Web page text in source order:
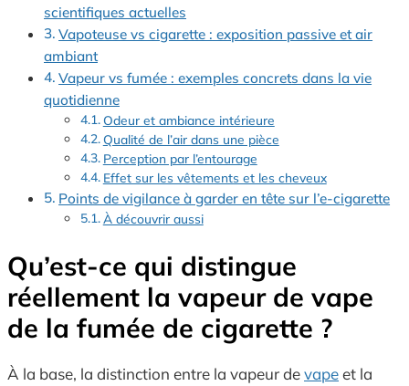
scientifiques actuelles
Vapoteuse vs cigarette : exposition passive et air
ambiant
Vapeur vs fumée : exemples concrets dans la vie
quotidienne
Odeur et ambiance intérieure
Qualité de l’air dans une pièce
Perception par l’entourage
Effet sur les vêtements et les cheveux
Points de vigilance à garder en tête sur l’e-cigarette
À découvrir aussi
Qu’est-ce qui distingue
réellement la vapeur de vape
de la fumée de cigarette ?
À la base, la distinction entre la vapeur devapeet la